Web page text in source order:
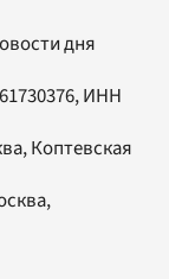
дня
ИНН
Коптевская
,